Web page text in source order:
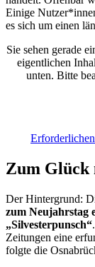
Einige
es sich um einen
Sie sehen gerade
eigentlichen
unten. Bitte
Zum Glück
Der Hintergrund:
zum Neujahrstag
„Silvesterpunsch“
Zeitungen eine
folgte die